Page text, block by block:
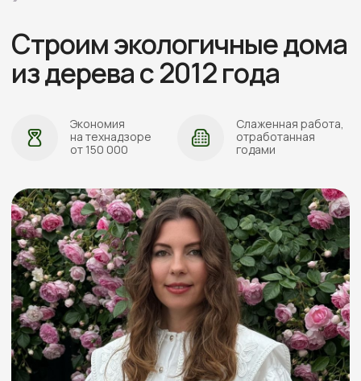
ПОЛИТИКА ОБРАБОТКИ ПЕРСОНАЛЬНЫХ ДАННЫХ
Проложить маршрут